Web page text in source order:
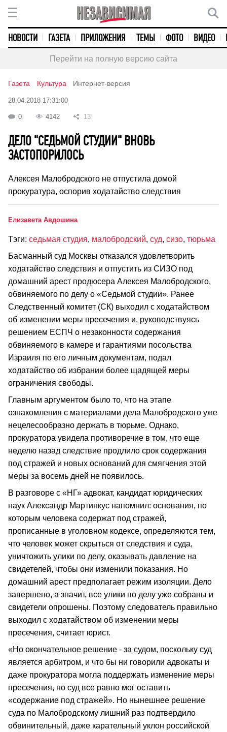
НОВОСТИ ГАЗЕТА ПРИЛОЖЕНИЯ ТЕМЫ ФОТО ВИДЕО
Перейти на полную версию сайта
Газета Культура Интернет-версия
28.04.2018 17:31:00
0 4142 13
ДЕЛО "СЕДЬМОЙ СТУДИИ" ВНОВЬ
ЗАСТОПОРИЛОСЬ
Алексея Малобродского не отпустила домой
прокуратура, оспорив ходатайство следствия
Елизавета Авдошина
Тэги: седьмая студия, малобродский, суд, сизо, тюрьма
Басманный суд Москвы отказался удовлетворить
ходатайство следствия и отпустить из СИЗО под
домашний арест продюсера Алексея Малобродского,
обвиняемого по делу о «Седьмой студии». Ранее
Следственный комитет (СК) выходил с ходатайством
об изменении меры пресечения и, руководствуясь
решением ЕСПЧ о незаконности содержания
обвиняемого в камере и гарантиями посольства
Израиля по его личным документам, подал
ходатайство об избрании более щадящей меры
ограничения свободы.
Главным аргументом было то, что на этапе
ознакомления с материалами дела Малобродского уже
нецелесообразно держать в тюрьме. Однако,
прокуратора увидела противоречие в том, что еще
неделю назад следствие продлило срок содержания
под стражей и новых оснований для смягчения этой
меры за восемь дней не появилось.
В разговоре с «НГ» адвокат, кандидат юридических
наук Александр Мартинкус напомнил: основания, по
которым человека содержат под стражей,
прописанные в уголовном кодексе, определяются тем,
что человек может скрыться от следствия и суда,
уничтожить улики по делу, оказывать давление на
свидетелей, чтобы они изменили показания. Но
домашний арест предполагает режим изоляции. Дело
завершено, а значит, все улики по делу уже собраны и
свидетели опрошены. Поэтому следователь правильно
выходил с ходатайством об изменении меры
пресечения, считает юрист.
«Но окончательное решение - за судом, поскольку суд
является арбитром, и что бы ни говорили адвокаты и
даже прокуратора могла поддержать изменение меры
пресечения, но суд все равно мог оставить
«содержание под стражей». Но нынешнее решение
суда по Малобродскому лишний раз подтвердило
обвинительный, даже карательный уклон российской